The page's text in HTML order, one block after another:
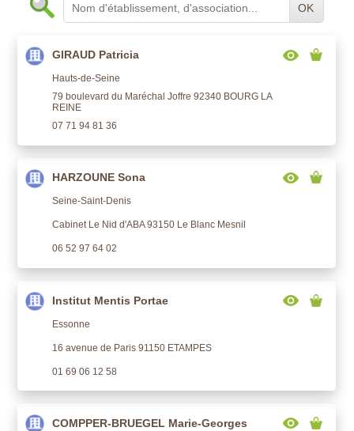
OK
GIRAUD Patricia
Hauts-de-Seine
79 boulevard du Maréchal Joffre 92340 BOURG LA
REINE
07 71 94 81 36
HARZOUNE Sona
Seine-Saint-Denis
Cabinet Le Nid d'ABA 93150 Le Blanc Mesnil
06 52 97 64 02
Institut Mentis Portae
Essonne
16 avenue de Paris 91150 ETAMPES
01 69 06 12 58
COMPPER-BRUEGEL Marie-Georges